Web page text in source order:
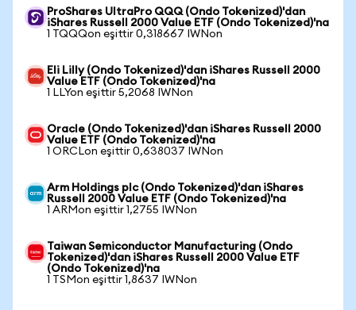
ProShares UltraPro QQQ (Ondo Tokenized)'dan
iShares Russell 2000 Value ETF (Ondo Tokenized)'na
1 TQQQon eşittir 0,318667 IWNon
Eli Lilly (Ondo Tokenized)'dan iShares Russell 2000
Value ETF (Ondo Tokenized)'na
1 LLYon eşittir 5,2068 IWNon
Oracle (Ondo Tokenized)'dan iShares Russell 2000
Value ETF (Ondo Tokenized)'na
1 ORCLon eşittir 0,638037 IWNon
Arm Holdings plc (Ondo Tokenized)'dan iShares
Russell 2000 Value ETF (Ondo Tokenized)'na
1 ARMon eşittir 1,2755 IWNon
Taiwan Semiconductor Manufacturing (Ondo
Tokenized)'dan iShares Russell 2000 Value ETF
(Ondo Tokenized)'na
1 TSMon eşittir 1,8637 IWNon